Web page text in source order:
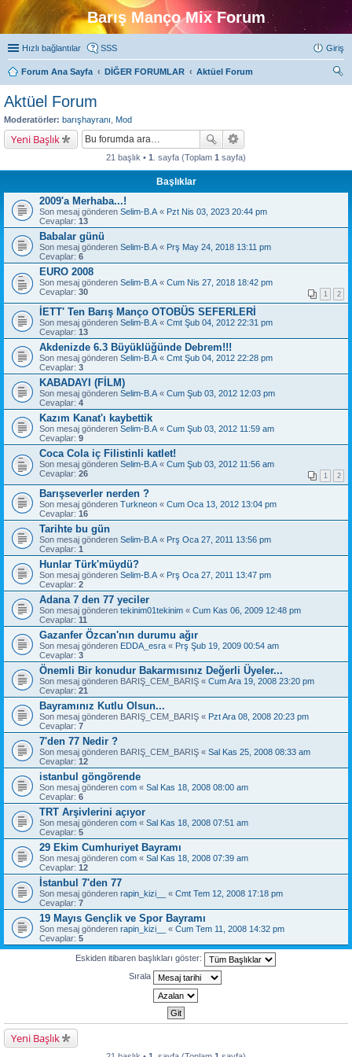
Barış Manço Mix Forum
Hızlı bağlantılar SSS Giriş
Forum Ana Sayfa DİĞER FORUMLAR
Aktüel Forum
Aktüel Forum
Moderatörler: barışhayranı Mod
Yeni Başlık
21 başlık • 1 . sayfa (Toplam 1 sayfa)
Başlıklar
2009'a Merhaba...!
Son mesaj gönderen Selim-B.A « Pzt Nis 03, 2023 20:44 pm
Cevaplar: 13
Babalar günü
Son mesaj gönderen Selim-B.A « Prş May 24, 2018 13:11 pm
Cevaplar: 6
EURO 2008
Son mesaj gönderen Selim-B.A « Cum Nis 27, 2018 18:42 pm
Cevaplar: 30 1 2
İETT' Ten Barış Manço OTOBÜS SEFERLERİ
Son mesaj gönderen Selim-B.A « Cmt Şub 04, 2012 22:31 pm
Cevaplar: 13
Akdenizde 6.3 Büyüklüğünde Debrem!!!
Son mesaj gönderen Selim-B.A « Cmt Şub 04, 2012 22:28 pm
Cevaplar: 3
KABADAYI (FİLM)
Son mesaj gönderen Selim-B.A « Cum Şub 03, 2012 12:03 pm
Cevaplar: 4
Kazım Kanat'ı kaybettik
Son mesaj gönderen Selim-B.A « Cum Şub 03, 2012 11:59 am
Cevaplar: 9
Coca Cola iç Filistinli katlet!
Son mesaj gönderen Selim-B.A « Cum Şub 03, 2012 11:56 am
Cevaplar: 26 1 2
Barışseverler nerden ?
Son mesaj gönderen Turkneon « Cum Oca 13, 2012 13:04 pm
Cevaplar: 16
Tarihte bu gün
Son mesaj gönderen Selim-B.A « Prş Oca 27, 2011 13:56 pm
Cevaplar: 1
Hunlar Türk'müydü?
Son mesaj gönderen Selim-B.A « Prş Oca 27, 2011 13:47 pm
Cevaplar: 2
Adana 7 den 77 yeciler
Son mesaj gönderen tekinim01tekinim « Cum Kas 06, 2009 12:48 pm
Cevaplar: 11
Gazanfer Özcan'nın durumu ağır
Son mesaj gönderen EDDA_esra « Prş Şub 19, 2009 00:54 am
Cevaplar: 3
Önemli Bir konudur Bakarmısınız Değerli Üyeler...
Son mesaj gönderen BARIŞ_CEM_BARIŞ « Cum Ara 19, 2008 23:20 pm
Cevaplar: 21
Bayramınız Kutlu Olsun...
Son mesaj gönderen BARIŞ_CEM_BARIŞ « Pzt Ara 08, 2008 20:23 pm
Cevaplar: 7
7'den 77 Nedir ?
Son mesaj gönderen BARIŞ_CEM_BARIŞ « Sal Kas 25, 2008 08:33 am
Cevaplar: 12
istanbul göngörende
Son mesaj gönderen com « Sal Kas 18, 2008 08:00 am
Cevaplar: 6
TRT Arşivlerini açıyor
Son mesaj gönderen com « Sal Kas 18, 2008 07:51 am
Cevaplar: 5
29 Ekim Cumhuriyet Bayramı
Son mesaj gönderen com « Sal Kas 18, 2008 07:39 am
Cevaplar: 12
İstanbul 7'den 77
Son mesaj gönderen rapin_kizi__ « Cmt Tem 12, 2008 17:18 pm
Cevaplar: 7
19 Mayıs Gençlik ve Spor Bayramı
Son mesaj gönderen rapin_kizi__ « Cum Tem 11, 2008 14:32 pm
Cevaplar: 5
Eskiden itibaren başlıkları göster:
Sırala
Yeni Başlık